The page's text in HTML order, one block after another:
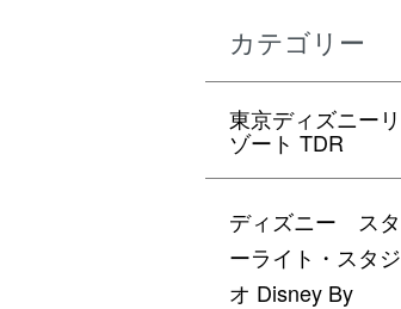
カテゴリー
東京ディズニーリ
ゾート TDR
ディズニー スタ
ーライト・スタジ
オ Disney By